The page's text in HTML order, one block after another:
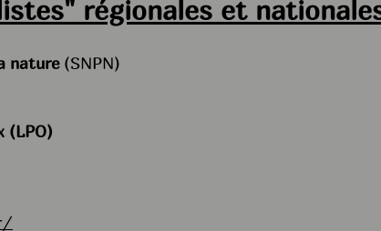
régionales et
nature(SNPN)
(LPO)